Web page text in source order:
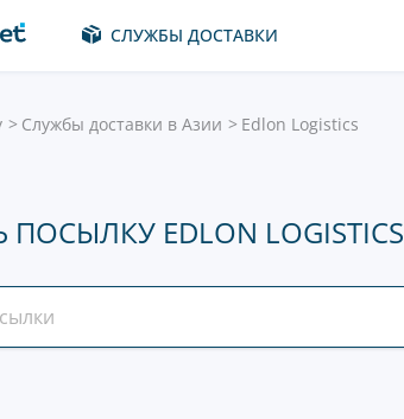
СЛУЖБЫ ДОСТАВКИ
Службы доставки в Азии Edlon Logistics
EDLON LOGISTICS